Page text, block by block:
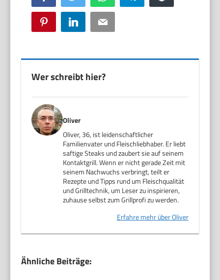
Pinterest LinkedIn Email
Wer schreibt hier?
Oliver
Oliver, 36, ist leidenschaftlicher
Familienvater und Fleischliebhaber. Er liebt
saftige Steaks und zaubert sie auf seinem
Kontaktgrill. Wenn er nicht gerade Zeit mit
seinem Nachwuchs verbringt, teilt er
Rezepte und Tipps rund um Fleischqualität
und Grilltechnik, um Leser zu inspirieren,
zuhause selbst zum Grillprofi zu werden.
Erfahre mehr über Oliver
Ähnliche Beiträge: